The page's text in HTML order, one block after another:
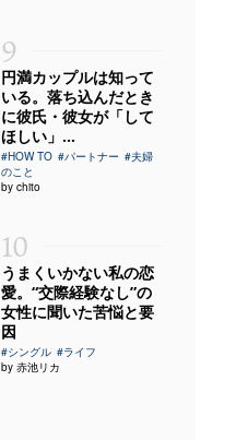
9
円満カップルは知って
いる。落ち込んだとき
に彼氏・彼女が「して
ほしい」...
#HOW TO #パートナー #夫婦
のこと
by chito
10
うまくいかない私の恋
愛。“交際経験なし”の
女性に聞いた苦悩と要
因
#シングル #ライフ
by 赤池リカ